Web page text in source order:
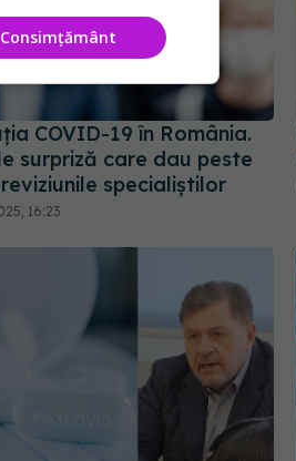
COVID-19 în România.
surpriză care dau peste
specialiștilor
16:23
Consimțământ